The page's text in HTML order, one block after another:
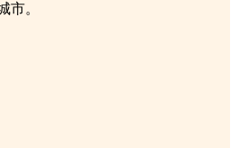
市。